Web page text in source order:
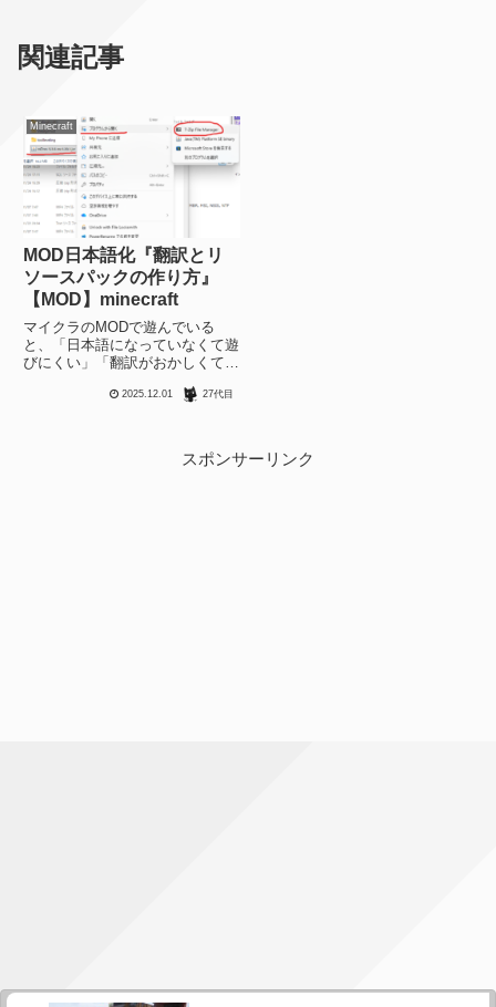
関連記事
Minecraft
MOD日本語化『翻訳とリ
ソースパックの作り方』
【MOD】minecraft
マイクラのMODで遊んでいる
と、「日本語になっていなくて遊
びにくい」「翻訳がおかしくて違
たることがあります。新しい
たら嬉しいと思うのでその方法を
2025.12.01 27代目
スポンサーリンク